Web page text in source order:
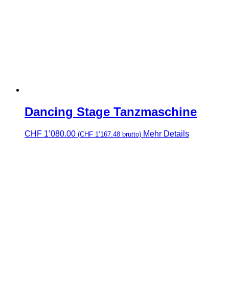
Dancing Stage Tanzmaschine
CHF 1’080.00 (CHF 1’167.48 brutto) Mehr Details